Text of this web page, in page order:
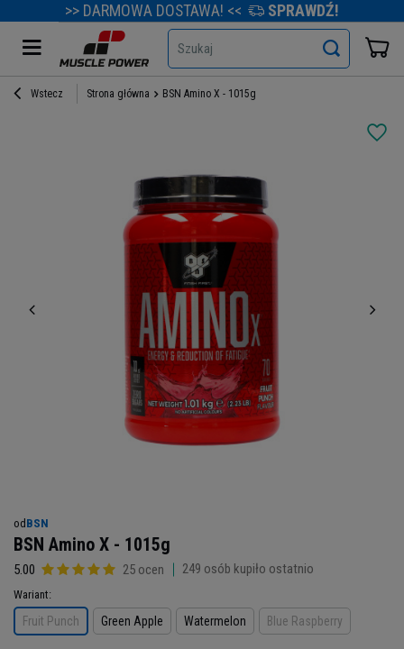
>> DARMOWA DOSTAWA! << SPRAWDŹ!
Szukaj
Wstecz Strona główna BSN Amino X - 1015g
od BSN
BSN Amino X - 1015g
5.00 25 ocen 249 osób kupiło ostatnio
Wariant
Fruit Punch Green Apple Watermelon Blue Raspberry